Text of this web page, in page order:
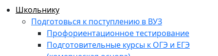
Школьнику
Подготовься к поступлению в ВУЗ
Профориентационное тестирование
Подготовительные курсы к ОГЭ и ЕГЭ